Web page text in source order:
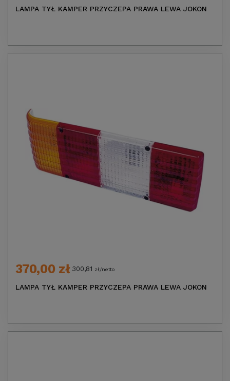
LAMPA TYŁ KAMPER PRZYCZEPA PRAWA LEWA JOKON
370,00 zł 300,81 zł/netto
LAMPA TYŁ KAMPER PRZYCZEPA PRAWA LEWA JOKON